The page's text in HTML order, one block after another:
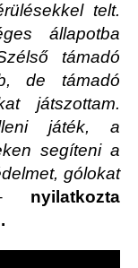
telt.
állapotba
támadó
de támadó
játszottam.
játék, a
segíteni a
gólokat
nyilatkozta